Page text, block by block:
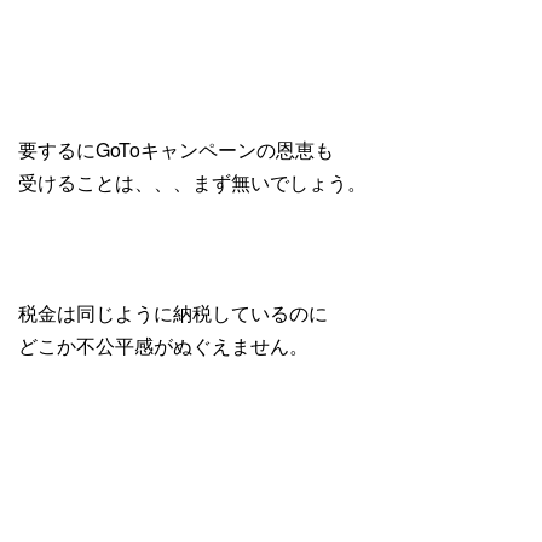
要するにGoToキャンペーンの恩恵も
受けることは、、、まず無いでしょう。
税金は同じように納税しているのに
どこか不公平感がぬぐえません。